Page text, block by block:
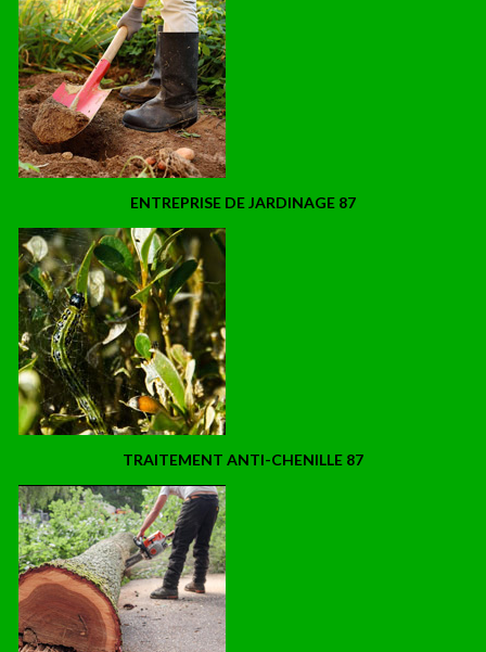
ENTREPRISE DE JARDINAGE 87
TRAITEMENT ANTI-CHENILLE 87